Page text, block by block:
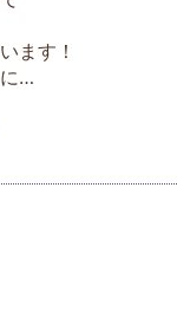
ます！
…